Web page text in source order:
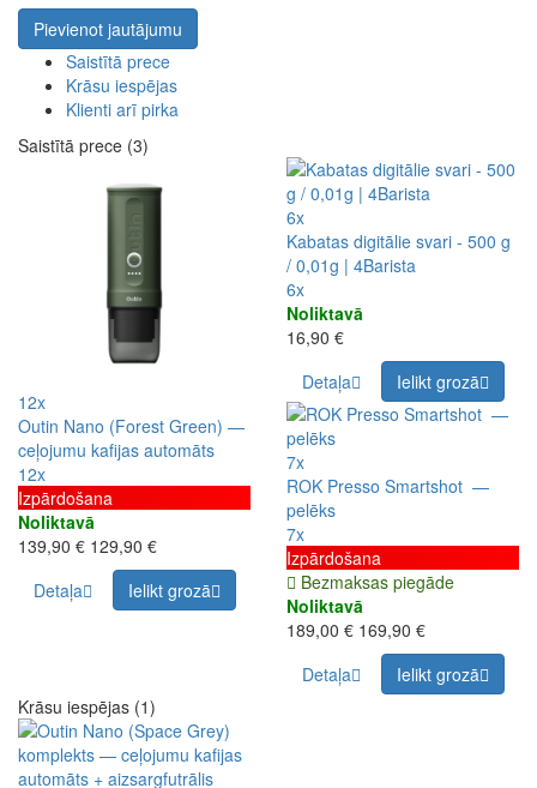
Pievienot jautājumu
Saistītā prece
Krāsu iespējas
Klienti arī pirka
Saistītā prece (3)
12x
Outin Nano (Forest Green) —
ceļojumu kafijas automāts
12x
Izpārdošana
Noliktavā
139,90 € 129,90 €
Detaļa
Ielikt grozā
6x
Kabatas digitālie svari - 500 g
/ 0,01g | 4Barista
6x
Noliktavā
16,90 €
Detaļa
Ielikt grozā
7x
ROK Presso Smartshot —
pelēks
7x
Izpārdošana
Bezmaksas piegāde
Noliktavā
189,00 € 169,90 €
Detaļa
Ielikt grozā
Krāsu iespējas (1)